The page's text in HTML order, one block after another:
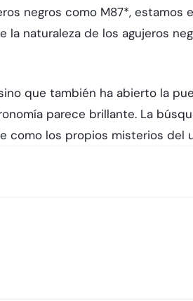
negros como M87*, estamos
naturaleza de los agujeros
que también ha abierto la
parece brillante. La
como los propios misterios del